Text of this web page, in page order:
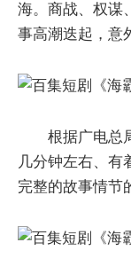
海。商战、权谋
事高潮迭起，意
根据广电总
几分钟左右、有
完整的故事情节